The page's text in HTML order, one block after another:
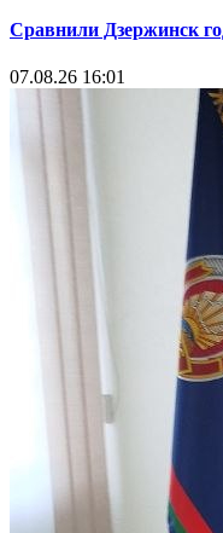
Сравнили Дзержинск
07.08.26 16:01